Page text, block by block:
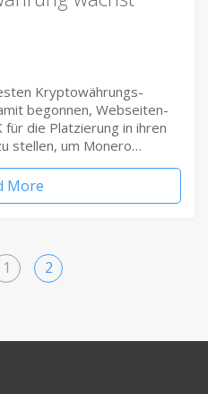
Kryptowährungs-
begonnen, Webseiten-
für die Platzierung in ihren
stellen, um Monero…
More
1 2